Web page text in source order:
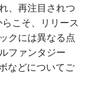
、再注目されつ
こそ、リリース
クには異なる点
ファンタジー
などについてご